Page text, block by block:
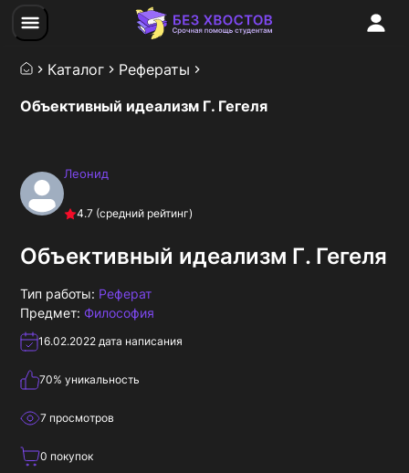
Каталог
Рефераты
Объективный идеализм Г. Гегеля
Леонид
4.7 (средний рейтинг)
Объективный идеализм Г. Гегеля
Тип работы: Реферат
Предмет: Философия
16.02.2022 дата написания
70% уникальность
7 просмотров
0 покупок